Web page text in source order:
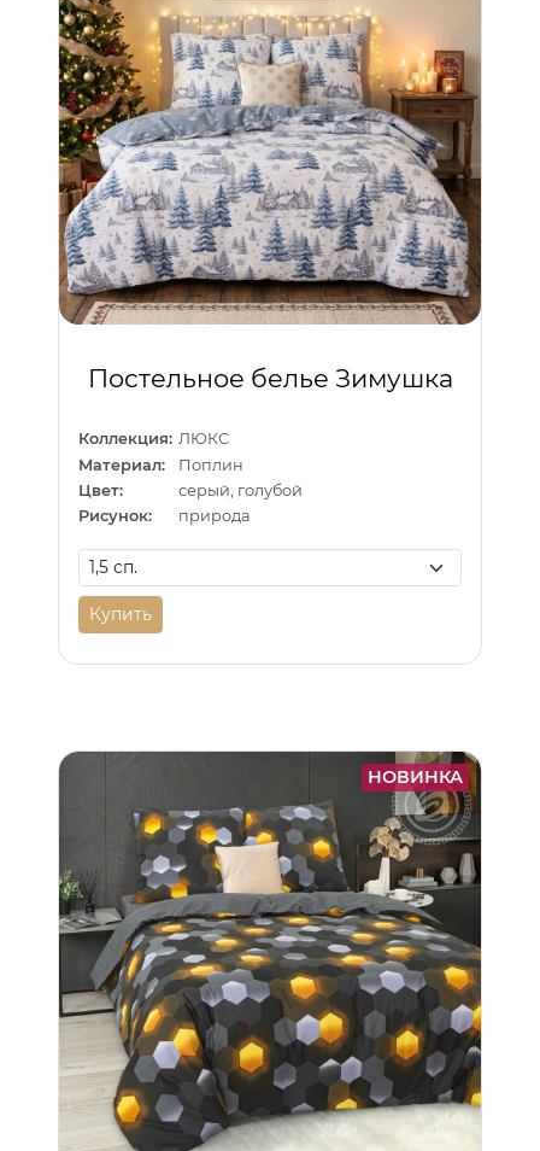
Постельное белье Зимушка
Коллекция: ЛЮКС
Материал:
Поплин
Цвет:
серый, голубой
Рисунок:
природа
Купить
НОВИНКА